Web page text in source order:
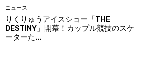
ニュース
りくりゅうアイスショー「THE
DESTINY」開幕！カップル競技のスケ
ーターた...